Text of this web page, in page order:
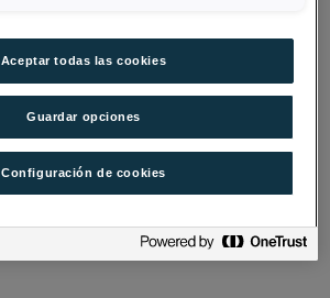
Aceptar todas las cookies
Guardar opciones
Configuración de cookies